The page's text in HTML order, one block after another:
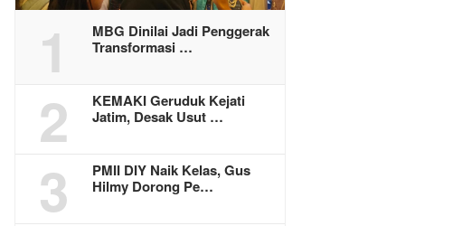
1
MBG Dinilai Jadi Penggerak
Transformasi …
2
KEMAKI Geruduk Kejati
Jatim, Desak Usut …
3
PMII DIY Naik Kelas, Gus
Hilmy Dorong Pe…